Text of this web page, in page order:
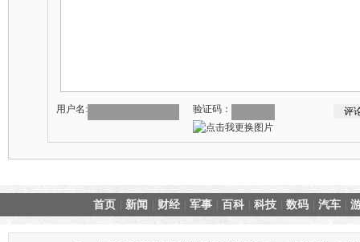
用户名: 验证码：
首页 新闻 财经 军事 百科 科技 数码 汽车